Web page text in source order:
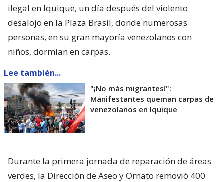
ilegal en Iquique, un día después del violento
desalojo en la Plaza Brasil, donde numerosas
personas, en su gran mayoría venezolanos con
niños, dormían en carpas.
Lee también...
"¡No más migrantes!":
Manifestantes queman carpas de
venezolanos en Iquique
Durante la primera jornada de reparación de áreas
verdes, la Dirección de Aseo y Ornato removió 400